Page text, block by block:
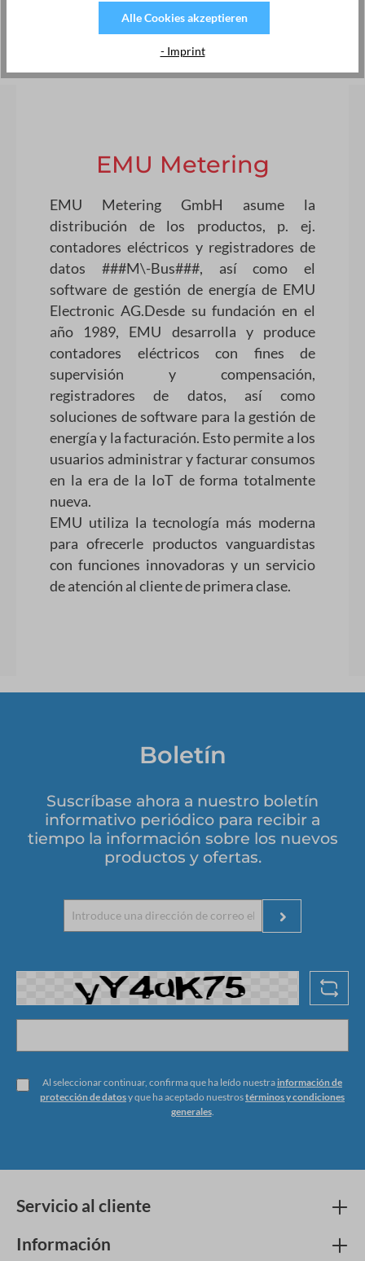
M-CENTER DATA LOGGER
EMU Metering
EMU Metering GmbH asume la
distribución de los productos, p. ej.
contadores eléctricos y registradores de
datos ###M\-Bus###, así como el
software de gestión de energía de EMU
Electronic AG.Desde su fundación en el
año 1989, EMU desarrolla y produce
contadores eléctricos con fines de
supervisión y compensación,
registradores de datos, así como
soluciones de software para la gestión de
energía y la facturación. Esto permite a los
usuarios administrar y facturar consumos
en la era de la IoT de forma totalmente
nueva.
EMU utiliza la tecnología más moderna
para ofrecerle productos vanguardistas
con funciones innovadoras y un servicio
de atención al cliente de primera clase.
Boletín
Suscríbase ahora a nuestro boletín
informativo periódico para recibir a
tiempo la información sobre los nuevos
productos y ofertas.
Al seleccionar continuar, confirma que ha leído nuestra información de
protección de datosy que ha aceptado nuestrostérminos y condiciones
generales.
Servicio al cliente
Información
Alle Cookies akzeptieren
- Imprint